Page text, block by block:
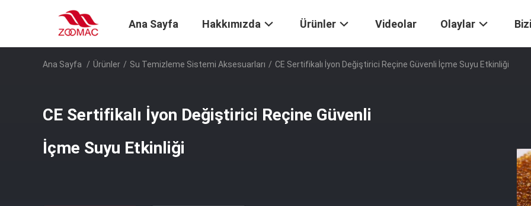
Ana Sayfa Hakkımızda Ürünler Videolar Olaylar
Ana Sayfa / Ürünler / Su Temizleme Sistemi Aksesuarları / CE Sertifikalı İyon Değiştirici Reçine Güvenli İçme Suyu Etkinliği
CE Sertifikalı İyon Değiştirici Reçine Güvenli
İçme Suyu Etkinliği